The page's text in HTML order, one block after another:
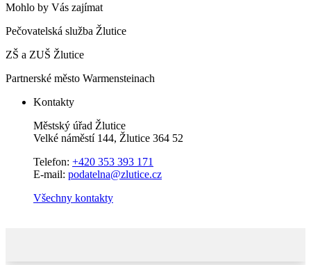
Mohlo by Vás zajímat
Pečovatelská služba Žlutice
ZŠ a ZUŠ Žlutice
Partnerské město Warmensteinach
Kontakty
Městský úřad Žlutice
Velké náměstí 144, Žlutice 364 52
Telefon: +420 353 393 171
E-mail: podatelna@zlutice.cz
Všechny kontakty